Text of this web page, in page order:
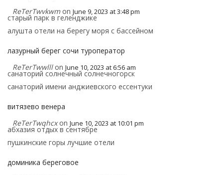
ReTerTwvkwm on June 9, 2023 at 3:48 pm
старый парк в геленджике
алушта отели на берегу моря с бассейном
лазурный берег сочи туроператор
ReTerTwwlll on June 10, 2023 at 6:56 am
санаторий солнечный солнечногорск
санаторий имени анджиевского ессентуки
витязево венера
ReTerTwqhcx on June 10, 2023 at 10:01 pm
абхазия отдых в сентябре
пушкинские горы лучшие отели
доминика береговое